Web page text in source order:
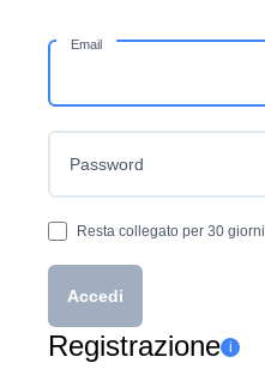
Email
Password
Resta collegato per 30 giorni
Accedi
Registrazione i